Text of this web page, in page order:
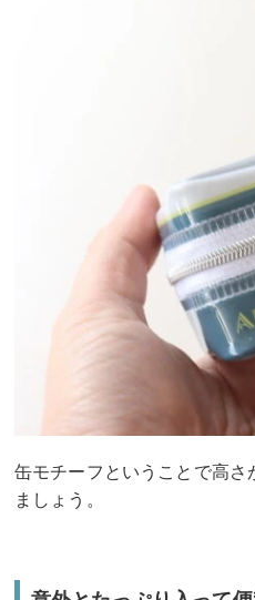
缶モチーフということで高
ましょう。